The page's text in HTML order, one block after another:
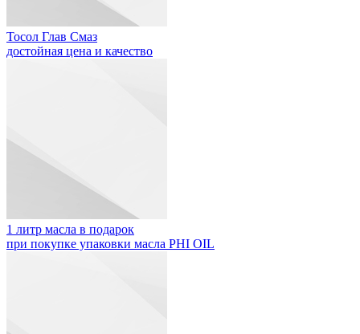
Тосол Глав Смаз
достойная цена и качество
1 литр масла в подарок
при покупке упаковки масла PHI OIL